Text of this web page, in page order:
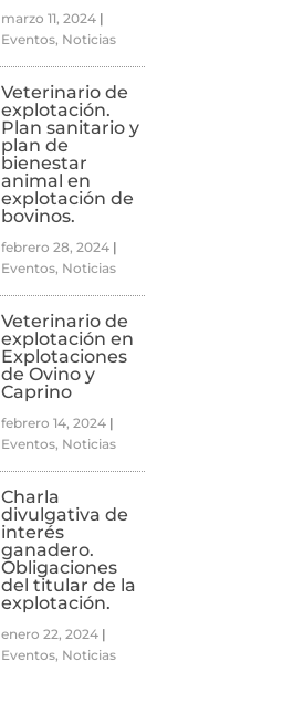
marzo 11, 2024 |
Eventos, Noticias
Veterinario de
explotación.
Plan sanitario y
plan de
bienestar
animal en
explotación de
bovinos.
febrero 28, 2024 |
Eventos, Noticias
Veterinario de
explotación en
Explotaciones
de Ovino y
Caprino
febrero 14, 2024 |
Eventos, Noticias
Charla
divulgativa de
interés
ganadero.
Obligaciones
del titular de la
explotación.
enero 22, 2024 |
Eventos, Noticias